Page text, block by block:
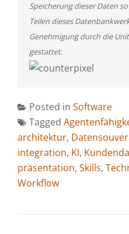
Speicherung dieser Daten
Teilen dieses
Genehmigung durch die
gestattet.
Posted in Software
Tagged
architektur,
integration, KI,
präsentation, Skills,
Workflow